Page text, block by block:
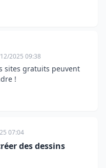
2025 09:38
sites gratuits peuvent
!
07:04
des dessins